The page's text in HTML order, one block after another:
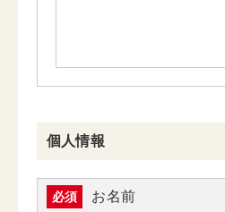
個人情報
必須 お名前